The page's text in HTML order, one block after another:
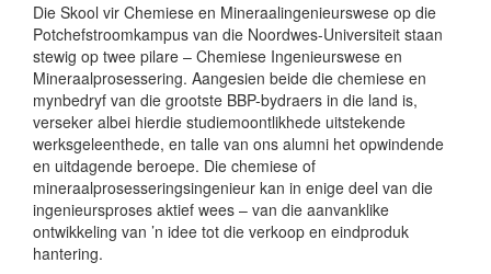
Die Skool vir Chemiese en Mineraalingenieurswese op die
Potchefstroomkampus van die Noordwes-Universiteit staan
stewig op twee pilare – Chemiese Ingenieurswese en
Mineraalprosessering. Aangesien beide die chemiese en
mynbedryf van die grootste BBP-bydraers in die land is,
verseker albei hierdie studiemoontlikhede uitstekende
werksgeleenthede, en talle van ons alumni het opwindende
en uitdagende beroepe. Die chemiese of
mineraalprosesseringsingenieur kan in enige deel van die
ingenieursproses aktief wees – van die aanvanklike
ontwikkeling van ’n idee tot die verkoop en eindproduk
hantering.